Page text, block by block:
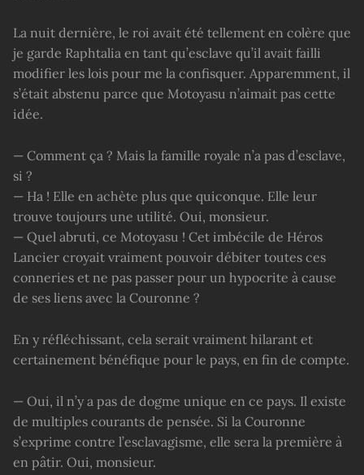
La nuit dernière, le roi avait été tellement en colère que
je garde Raphtalia en tant qu’esclave qu’il avait failli
modifier les lois pour me la confisquer. Apparemment, il
s’était abstenu parce que Motoyasu n’aimait pas cette
idée.
— Comment ça ? Mais la famille royale n’a pas d’esclave,
si ?
— Ha ! Elle en achète plus que quiconque. Elle leur
trouve toujours une utilité. Oui, monsieur.
— Quel abruti, ce Motoyasu ! Cet imbécile de Héros
Lancier croyait vraiment pouvoir débiter toutes ces
conneries et ne pas passer pour un hypocrite à cause
de ses liens avec la Couronne ?
En y réfléchissant, cela serait vraiment hilarant et
certainement bénéfique pour le pays, en fin de compte.
— Oui, il n’y a pas de dogme unique en ce pays. Il existe
de multiples courants de pensée. Si la Couronne
s’exprime contre l’esclavagisme, elle sera la première à
en pâtir. Oui, monsieur.